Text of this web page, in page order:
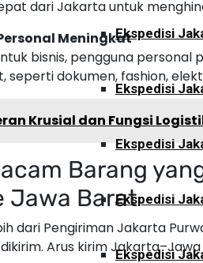
Ekspedisi
Ekspedisi
Ekspedisi
Ekspedisi
Ekspedisi
dari Jakarta untuk
Meningkat
bisnis, pengguna
seperti dokumen, fashion,
Krusial dan Fungsi
Barang
Jawa Barat
dari Pengiriman Jakarta
Arus kirim